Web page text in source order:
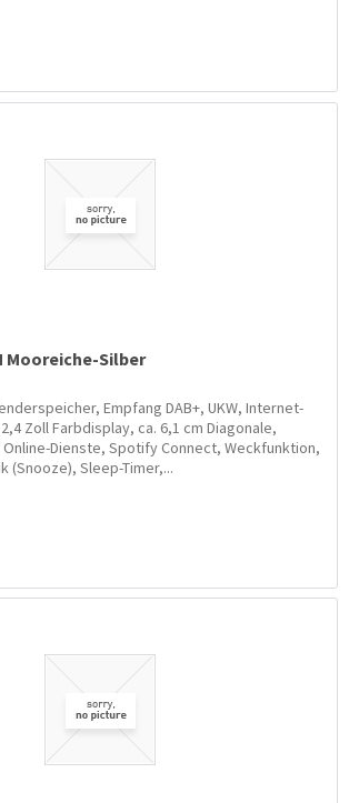
Mooreiche-Silber
Empfang DAB+, UKW, Internet-
Zoll Farbdisplay, ca. 6,1 cm Diagonale,
Dienste, Spotify Connect, Weckfunktion,
(Snooze), Sleep-Timer,...